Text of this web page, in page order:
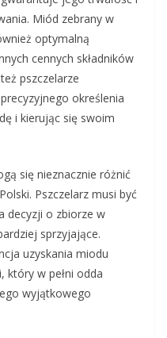
Miód zebrany w
optymalną
cennych składników
pszczelarze
określenia
i kierując się swoim
się nieznacznie różnić
Pszczelarz musi być
decyzji o zbiorze w
sprzyjające.
uzyskania miodu
który w pełni odda
wyjątkowego